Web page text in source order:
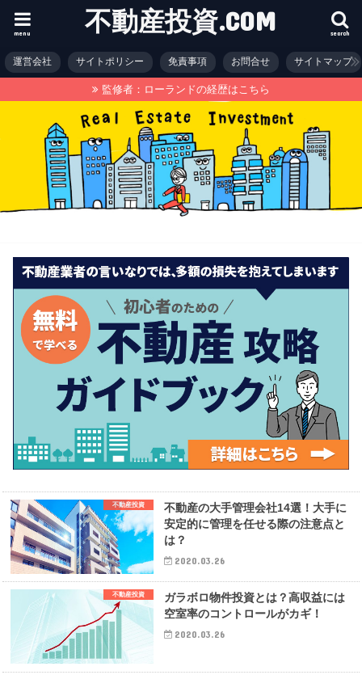
不動産投資.COM search
menu
運営会社 サイトポリシー 免責事項 お問合せ サイトマップ
監修者：ローランドの経歴はこちら
不動産投資
不動産の大手管理会社14選！大手に
安定的に管理を任せる際の注意点と
は？
2020.03.26
不動産投資
ガラボロ物件投資とは？高収益には
空室率のコントロールがカギ！
2020.03.26